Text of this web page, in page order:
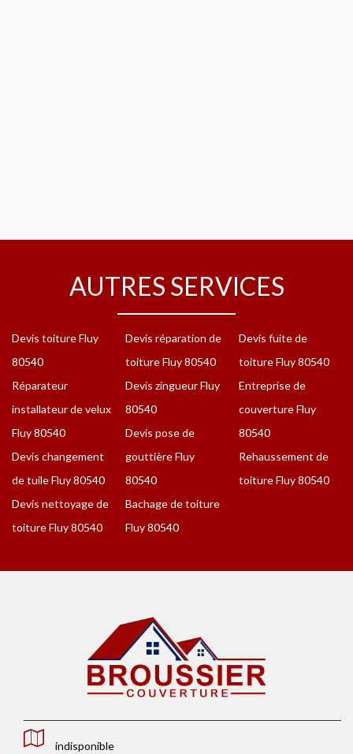
AUTRES SERVICES
Devis toiture Fluy
80540
Réparateur
installateur de velux
Fluy 80540
Devis changement
de tuile Fluy 80540
Devis nettoyage de
toiture Fluy 80540
Devis réparation de
toiture Fluy 80540
Devis zingueur Fluy
80540
Devis pose de
gouttière Fluy
80540
Bachage de toiture
Fluy 80540
Devis fuite de
toiture Fluy 80540
Entreprise de
couverture Fluy
80540
Rehaussement de
toiture Fluy 80540
indisponible